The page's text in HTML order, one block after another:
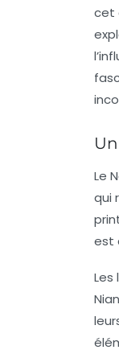
cet
Le
qui
est
Les
Nian